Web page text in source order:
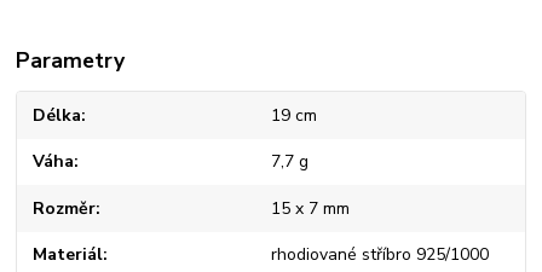
Parametry
Délka 19 cm
Váha 7,7 g
Rozměr 15 x 7 mm
Materiál rhodiované stříbro 925/1000